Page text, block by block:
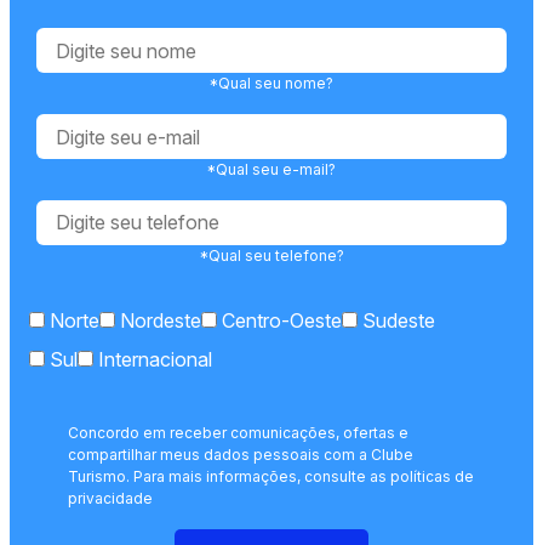
*Qual seu nome?
*Qual seu e-mail?
*Qual seu telefone?
Norte Nordeste Centro-Oeste
Sudeste
Sul
Internacional
Concordo em receber comunicações, ofertas e
compartilhar meus dados pessoais com a Clube
Turismo. Para mais informações, consulte as políticas de
privacidade